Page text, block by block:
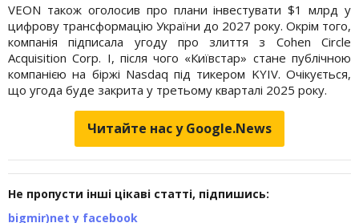
VEON також оголосив про плани інвестувати $1 млрд у
цифрову трансформацію України до 2027 року. Окрім того,
компанія підписала угоду про злиття з Cohen Circle
Acquisition Corp. I, після чого «Київстар» стане публічною
компанією на біржі Nasdaq під тикером KYIV. Очікується,
що угода буде закрита у третьому кварталі 2025 року.
Читайте нас у Google.News
Не пропусти інші цікаві статті, підпишись:
bigmir)net у facebook